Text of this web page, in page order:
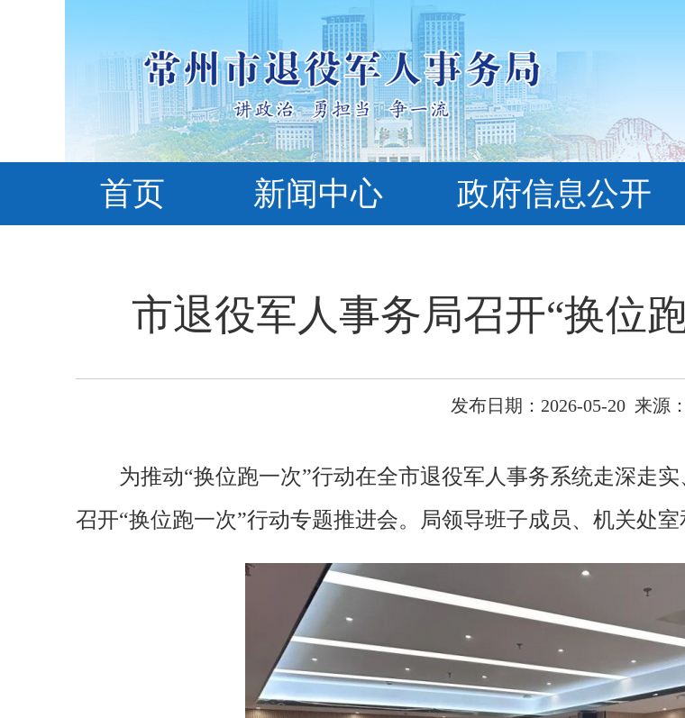
首页 新闻中心 政府信息公开
市退役军人事务局召开“换位
发布日期：2026-05-20 来源
为推动“换位跑一次”行动在全市退役军人事务系统走深走
召开“换位跑一次”行动专题推进会。局领导班子成员、机关处